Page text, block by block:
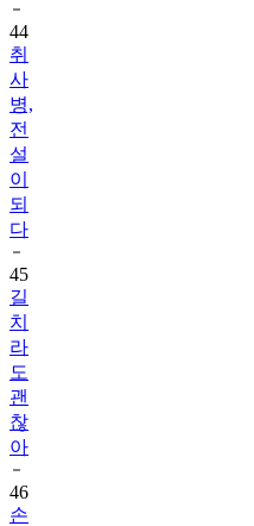
44
취
사
병,
전
설
이
되
다
45
길
치
라
도
괜
찮
아
46
손